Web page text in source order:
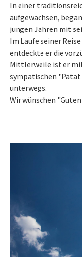
In einer
aufgewachsen,
jungen Jahren mit
Im Laufe seiner
entdeckte er die
Mittlerweile ist er mit
sympatischen
unterwegs.
Wir wünschen